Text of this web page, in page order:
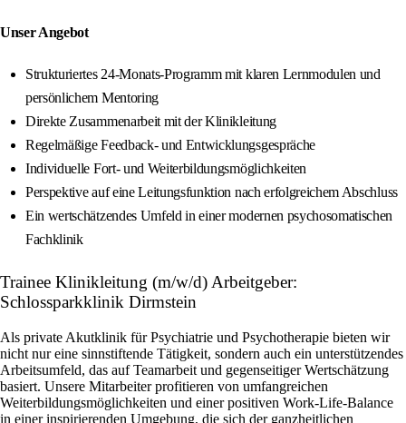
Unser Angebot
Strukturiertes 24-Monats-Programm mit klaren Lernmodulen und
persönlichem Mentoring
Direkte Zusammenarbeit mit der Klinikleitung
Regelmäßige Feedback- und Entwicklungsgespräche
Individuelle Fort- und Weiterbildungsmöglichkeiten
Perspektive auf eine Leitungsfunktion nach erfolgreichem Abschluss
Ein wertschätzendes Umfeld in einer modernen psychosomatischen
Fachklinik
Trainee Klinikleitung (m/w/d) Arbeitgeber:
Schlossparkklinik Dirmstein
Als private Akutklinik für Psychiatrie und Psychotherapie bieten wir
nicht nur eine sinnstiftende Tätigkeit, sondern auch ein unterstützendes
Arbeitsumfeld, das auf Teamarbeit und gegenseitiger Wertschätzung
basiert. Unsere Mitarbeiter profitieren von umfangreichen
Weiterbildungsmöglichkeiten und einer positiven Work-Life-Balance
in einer inspirierenden Umgebung, die sich der ganzheitlichen